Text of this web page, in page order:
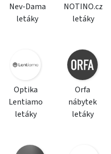
Nev-Dama
letáky
NOTINO.cz
letáky
Optika
Lentiamo
letáky
Orfa
nábytek
letáky